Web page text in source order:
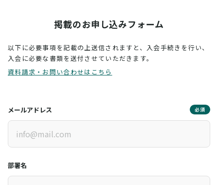
掲載のお申し込みフォーム
以下に必要事項を記載の上送信されますと、入会手続きを行い、
入会に必要な書類を送付させていただきます。
資料請求・お問い合わせはこちら
メールアドレス 必須
部署名